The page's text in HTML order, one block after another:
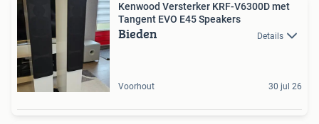
Kenwood Versterker KRF-V6300D met
Tangent EVO E45 Speakers
Bieden Details
Voorhout 30 jul 26